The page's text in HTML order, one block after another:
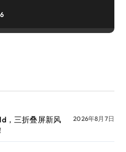
，三折叠屏新风
2026年8月7日